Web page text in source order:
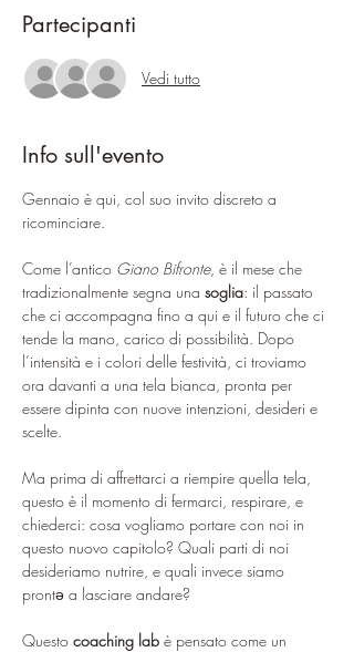
Partecipanti
Vedi tutto
Info sull'evento
Gennaio è qui, col suo invito discreto a
ricominciare.
Come l’antico Giano Bifronte, è il mese che
tradizionalmente segna una soglia: il passato
che ci accompagna fino a qui e il futuro che ci
tende la mano, carico di possibilità. Dopo
l’intensità e i colori delle festività, ci troviamo
ora davanti a una tela bianca, pronta per
essere dipinta con nuove intenzioni, desideri e
scelte.
Ma prima di affrettarci a riempire quella tela,
questo è il momento di fermarci, respirare, e
chiederci: cosa vogliamo portare con noi in
questo nuovo capitolo? Quali parti di noi
desideriamo nutrire, e quali invece siamo
prontə a lasciare andare?
Questo coaching lab è pensato come un